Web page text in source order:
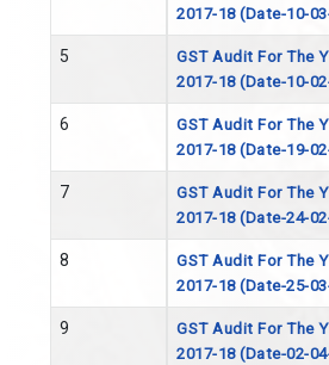
2017-18 (Date-10-
5
GST Audit For The
2017-18 (Date-10-
6
GST Audit For The
2017-18 (Date-19-
7
GST Audit For The
2017-18 (Date-24-
8
GST Audit For The
2017-18 (Date-25-
9
GST Audit For The
2017-18 (Date-02-